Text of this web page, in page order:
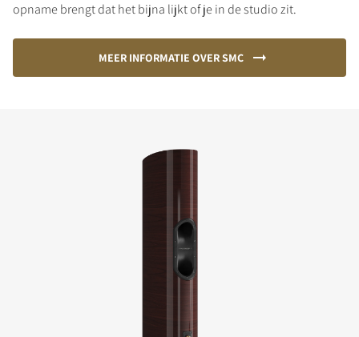
opname brengt dat het bijna lijkt of je in de studio zit.
MEER INFORMATIE OVER SMC